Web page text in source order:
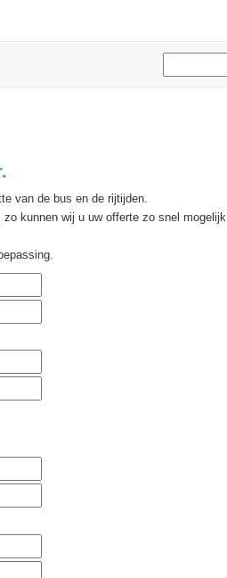
van de bus en de rijtijden.
kunnen wij u uw offerte zo snel mogelijk